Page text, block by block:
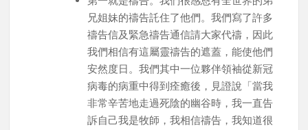
兄姐妹的禱告託住了他們。我們寫了許多
禱告信及緊急禱告通信請大家代禱，因此
我們相信有這屬靈禱告的遮蓋，能使他們
安然度日。我們其中一位夥伴領袖從新冠
病毒的病重中得到痊癒後，見證說「當我
非常辛苦地走過死陰的幽谷時，我一直告
訴自己我是牧師，我相信禱告，我知道很